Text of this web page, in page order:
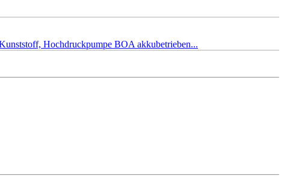
Hochdruckpumpe BOA akkubetrieben...